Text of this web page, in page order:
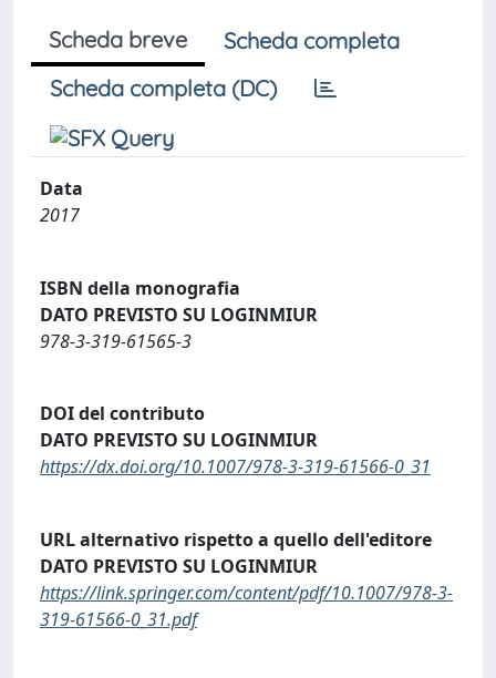
Scheda breve
Scheda completa
Scheda completa (DC)
Data
2017
ISBN della monografia
DATO PREVISTO SU LOGINMIUR
978-3-319-61565-3
DOI del contributo
DATO PREVISTO SU LOGINMIUR
https://dx.doi.org/10.1007/978-3-319-61566-0_31
URL alternativo rispetto a quello dell'editore
DATO PREVISTO SU LOGINMIUR
https://link.springer.com/content/pdf/10.1007/978-3-
319-61566-0_31.pdf